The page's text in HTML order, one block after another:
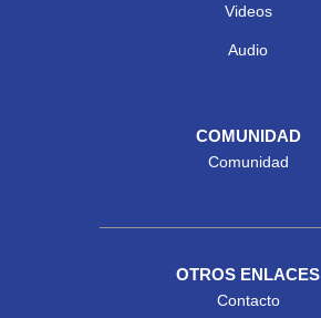
Videos
Audio
COMUNIDAD
Comunidad
OTROS ENLACES
Contacto